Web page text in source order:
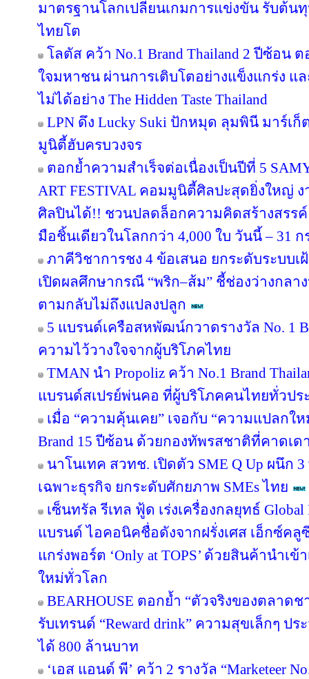
มาตรฐานโลกเปลี่ยนเกมการแข่งขัน รับต้น
ไทยโต
โลตัส คว้า No.1 Brand Thailand 2 ปีซ้อน
ใจมหาชน ผ่านการเติบโตอย่างแข็งแกร่ง
ไม่ได้อย่าง The Hidden Taste Thailand
LPN ดึง Lucky Suki ปักหมุด ลุมพินี มาร์เก็
มูนิตี้ฮับครบวงจร
ตอกย้ำความสำเร็จต่อเนื่องเป็นปีที่ 5
ART FESTIVAL คอมมูนิตี้ศิลปะสุดยิ่งใหญ่
ศิลปินได้!! ชวนปลดล็อกความคิดสร้างสรร
มือชิ้นเดียวในโลกกว่า 4,000 ใบ วันนี้ – 31
ภาคีวิชาการชง 4 ข้อเสนอ ยกระดับระบบ
เปิดผลศึกษากรณี “พริก–ส้ม” ชี้ช่องว่างกลา
ตามกลับไม่ถึงแปลงปลูก
5 แบรนด์เครือสหพัฒน์กวาดรางวัล No. 1
ความไว้วางใจจากผู้บริโภคไทย
TMAN นำ Propoliz คว้า No.1 Brand
แบรนด์สเปรย์พ่นคอ ที่ผู้บริโภคคนไทยทั่วปร
เมื่อ “ความคุ้นเคย” เจอกับ “ความแปลกใ
Brand 15 ปีซ้อน ด้วยกองทัพรสชาติที่คาดเด
นาโนเทค สวทช. เปิดตัว SME Q Up ผนึก
เฉพาะธุรกิจ ยกระดับศักยภาพ SMEs ไทย
เซ็นทรัล รีเทล ฟู้ด เร่งเครื่องกลยุทธ์ Global
แบรนด์ ไอคอนิคชื่อดังจากฝรั่งเศส เอ็กซ์ค
แกร่งพอร์ต ‘Only at TOPS’ ด้วยสินค้านำ
ใหม่ทั่วโลก
BEARHOUSE ตอกย้ำ “ตัวจริงของตลาด
รับเทรนด์ “Reward drink” ความสุขเล็กๆ ป
ได้ 800 ล้านบาท
‘เอส แอนด์ พี’ คว้า 2 รางวัล “Marketeer